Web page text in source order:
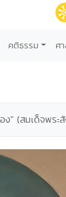
คติธรรม ศ
" (สมเด็จพระสั